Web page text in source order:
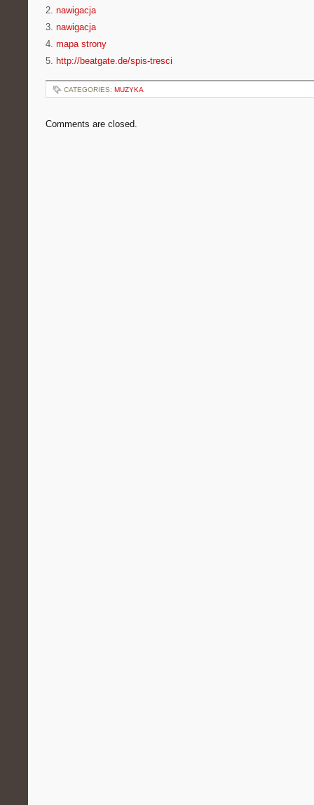
2. nawigacja
3. nawigacja
4. mapa strony
5. http://beatgate.de/spis-tresci
CATEGORIES: MUZYKA
Comments are closed.